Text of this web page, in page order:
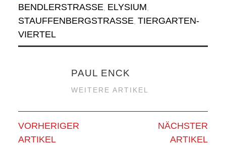
BENDLERSTRASSE ELYSIUM
STAUFFENBERGSTRASSE
TIERGARTEN-
VIERTEL
PAUL ENCK
WEITERE ARTIKEL
VORHERIGER
ARTIKEL
NÄCHSTER
ARTIKEL